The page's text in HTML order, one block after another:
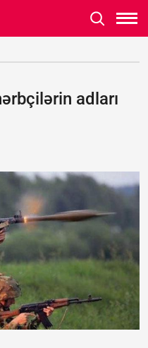
adları